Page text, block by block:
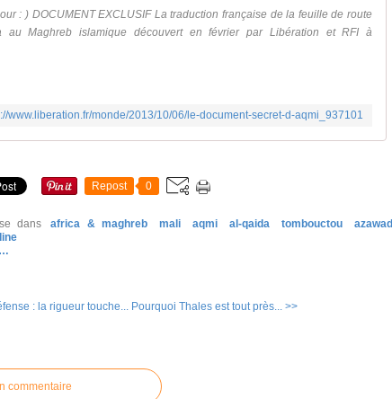
: ) DOCUMENT EXCLUSIF La traduction française de la feuille de route
au Maghreb islamique découvert en février par Libération et RFI à
www.liberation.fr/monde/2013/10/06/le-document-secret-d-aqmi_937101
Repost 0
dans africa & maghreb mali aqmi al-qaida tombouctou
azawad
…
: la rigueur touche... Pourquoi Thales est tout près... >>
commentaire